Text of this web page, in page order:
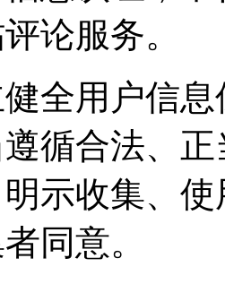
论服务。
健全用户信
循合法、
示收集、
同意。